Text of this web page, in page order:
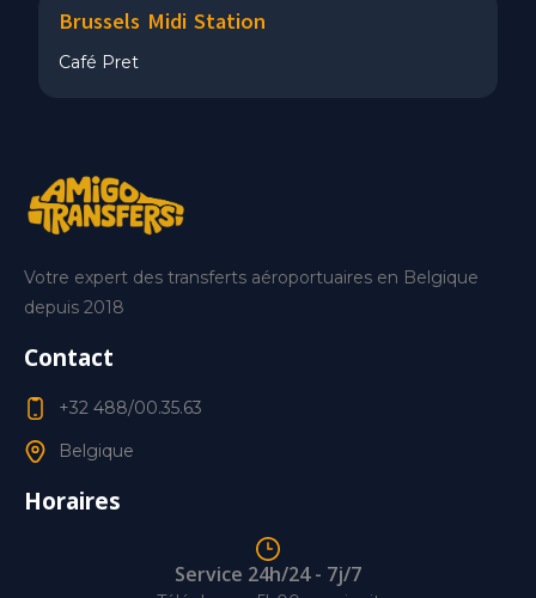
Brussels Midi Station
Café Pret
Votre expert des transferts aéroportuaires en Belgique
depuis 2018
Contact
+32 488/00.35.63
Belgique
Horaires
Service 24h/24 - 7j/7